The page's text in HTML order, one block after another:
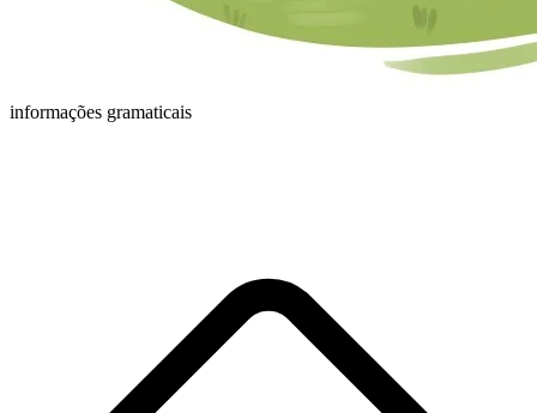
informações gramaticais